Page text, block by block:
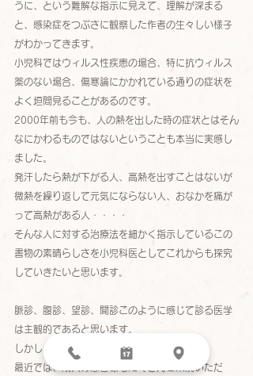
うに、という難解な指示に見えて、理解が深まる
と、感染症をつぶさに観察した作者の生々しい様子
がわかってきます。
小児科ではウィルス性疾患の場合、特に抗ウィルス
薬のない場合、傷寒論にかかれている通りの症状を
よく垣間見ることがあるのです。
2000年前も今も、人の熱を出した時の症状とはそん
なにかわるものではないということも本当に実感し
ました。
発汗したら熱が下がる人、高熱を出すことはないが
微熱を繰り返して元気にならない人、おなかを痛が
って高熱がある人・・・・
そんな人に対する治療法を細かく指示しているこの
書物の素晴らしさを小児科医としてこれからも探究
していきたいと思います。
脈診、腹診、望診、聞診このように感じて診る医学
は主観的であると思います。
しかし、人に触れる基本であると思います。
最近では、成人の患者様もたくさんご来院いただ